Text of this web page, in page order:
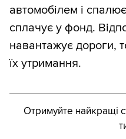
автомобілем і
сплачує у фонд.
навантажує дороги,
їх утримання.
Отримуйте найкращі